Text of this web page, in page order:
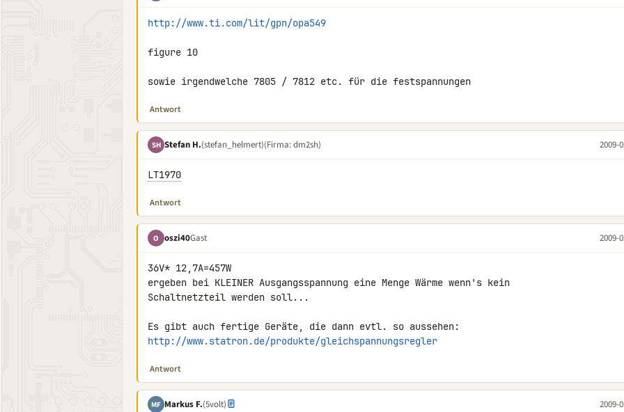
http://www.ti.com/lit/gpn/opa549
figure 10
sowie irgendwelche 7805 / 7812 etc. für die festspannungen
Antwort
SH Stefan H.(stefan_helmert)(Firma: dm2sh) 2009-
LT1970
Antwort
O oszi40Gast 2009-
36V* 12,7A=457W
ergeben bei KLEINER Ausgangsspannung eine Menge Wärme wenn's kein
Schaltnetzteil werden soll...
http://www.statron.de/produkte/gleichspannungsregler
Antwort
MF Markus F.(5volt) 2009-